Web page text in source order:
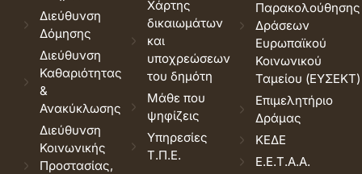
Διεύθυνση
Δόμησης
Διεύθυνση
Καθαριότητας
&
Ανακύκλωσης
Διεύθυνση
Κοινωνικής
Προστασίας,
Χάρτης
δικαιωμάτων
και
υποχρεώσεων
του δημότη
Μάθε που
ψηφίζεις
Υπηρεσίες
Τ.Π.Ε.
Παρακολούθησης
Δράσεων
Ευρωπαϊκού
Κοινωνικού
Ταμείου (ΕΥΣΕΚΤ)
Επιμελητήριο
Δράμας
ΚΕΔΕ
Ε.Ε.Τ.Α.Α.